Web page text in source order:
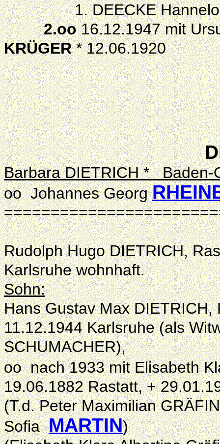
1. DEECKE Hannelore
2.oo16.12.1947 mit
KRÜGER* 12.06.1920
Barbara DIETRICH * Baden-
oo Johannes Georg
Rudolph Hugo DIETRICH,
Karlsruhe wohnhaft.
Sohn:
Hans Gustav Max
11.12.1944 Karlsruhe (als
SCHUMACHER),
oo nach 1933 mit Elisabeth
19.06.1882 Rastatt, +
(T.d. Peter Maximilian
SofiaMARTIN)